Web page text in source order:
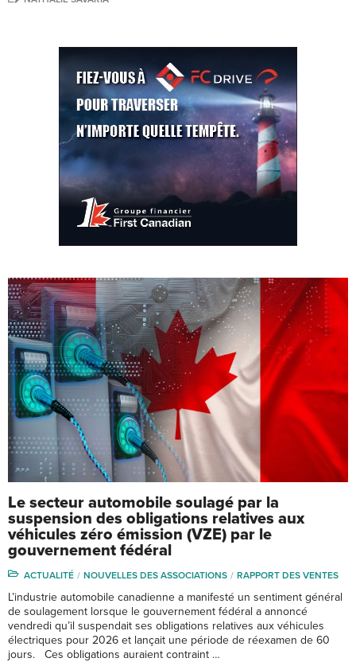
Le secteur automobile soulagé par la
suspension des obligations relatives aux
véhicules zéro émission (VZE) par le
gouvernement fédéral
ACTUALITÉ NOUVELLES DES ASSOCIATIONS RAPPORT DES VENTES
L’industrie automobile canadienne a manifesté un sentiment général
de soulagement lorsque le gouvernement fédéral a annoncé
vendredi qu’il suspendait ses obligations relatives aux véhicules
électriques pour 2026 et lançait une période de réexamen de 60
jours. Ces obligations auraient contraint …